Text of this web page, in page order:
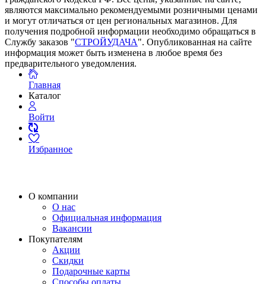
являются максимально рекомендуемыми розничными ценами
и могут отличаться от цен региональных магазинов. Для
получения подробной информации необходимо обращаться в
Службу заказов "СТРОЙУДАЧА". Опубликованная на сайте
информация может быть изменена в любое время без
предварительного уведомления.
Главная
Каталог
Войти
Избранное
О компании
О нас
Официальная информация
Вакансии
Покупателям
Акции
Скидки
Подарочные карты